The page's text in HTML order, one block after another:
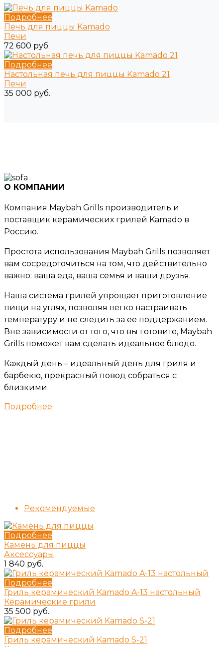
Подробнее
Печь для пиццы Kamado
Печи
72 600 руб.
Подробнее
Настольная печь для пиццы Kamado 21
Печи
35 000 руб.
О КОМПАНИИ
Компания Maybah Grills производитель и
поставщик керамических грилей Kamado в
Россию.
Простота использования Maybah Grills позволяет
вам сосредоточиться на том, что действительно
важно: ваша еда, ваша семья и ваши друзья.
Наша система грилей упрощает приготовление
пищи на углях, позволяя легко настраивать
температуру и не следить за ее поддержанием.
Вне зависимости от того, что вы готовите, Maybah
Grills поможет вам сделать идеальное блюдо.
Каждый день – идеальный день для гриля и
барбекю, прекрасный повод собраться с
близкими.
Подробнее
Рекомендуемые
Подробнее
Камень для пиццы
Аксессуары
1 840 руб.
Подробнее
Гриль керамический Kamado A-13 настольный
Керамические грили
35 500 руб.
Подробнее
Гриль керамический Kamado S-21